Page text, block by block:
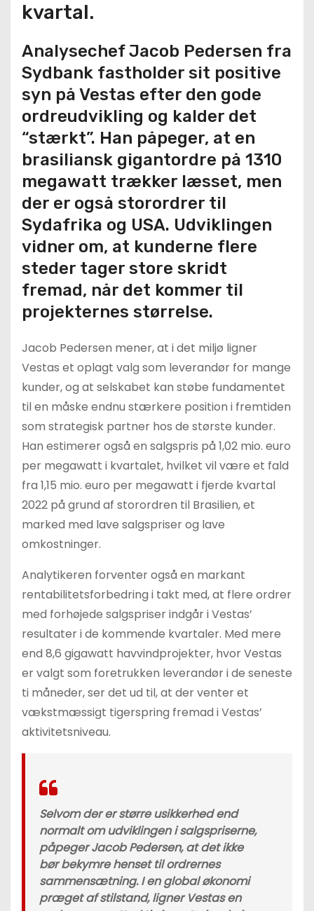
kvartal.
Analysechef Jacob Pedersen fra
Sydbank fastholder sit positive
syn på Vestas efter den gode
ordreudvikling og kalder det
“stærkt”. Han påpeger, at en
brasiliansk gigantordre på 1310
megawatt trækker læsset, men
der er også storordrer til
Sydafrika og USA. Udviklingen
vidner om, at kunderne flere
steder tager store skridt
fremad, når det kommer til
projekternes størrelse.
Jacob Pedersen mener, at i det miljø ligner
Vestas et oplagt valg som leverandør for mange
kunder, og at selskabet kan støbe fundamentet
til en måske endnu stærkere position i fremtiden
som strategisk partner hos de største kunder.
Han estimerer også en salgspris på 1,02 mio. euro
per megawatt i kvartalet, hvilket vil være et fald
fra 1,15 mio. euro per megawatt i fjerde kvartal
2022 på grund af storordren til Brasilien, et
marked med lave salgspriser og lave
omkostninger.
Analytikeren forventer også en markant
rentabilitetsforbedring i takt med, at flere ordrer
med forhøjede salgspriser indgår i Vestas’
resultater i de kommende kvartaler. Med mere
end 8,6 gigawatt havvindprojekter, hvor Vestas
er valgt som foretrukken leverandør i de seneste
ti måneder, ser det ud til, at der venter et
vækstmæssigt tigerspring fremad i Vestas’
aktivitetsniveau.
Selvom der er større usikkerhed end
normalt om udviklingen i salgspriserne,
påpeger Jacob Pedersen, at det ikke
bør bekymre henset til ordrernes
sammensætning. I en global økonomi
præget af stilstand, ligner Vestas en